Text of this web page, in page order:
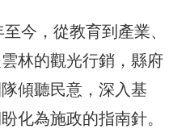
今，從教育到產業、
林的觀光行銷，縣府
傾聽民意，深入基
化為施政的指南針。